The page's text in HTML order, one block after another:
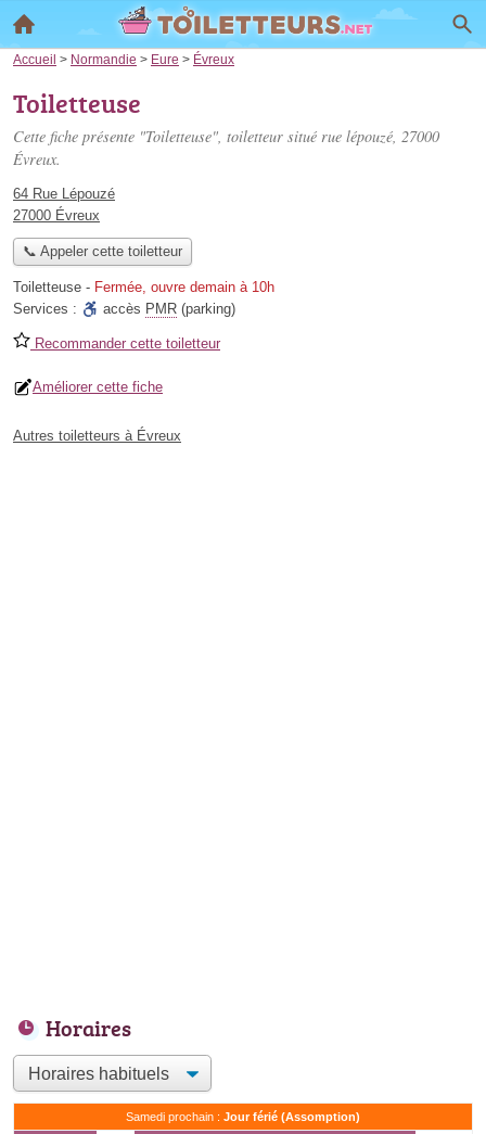
Accueil > Normandie > Eure > Évreux
Toiletteuse
Cette fiche présente "Toiletteuse", toiletteur situé rue lépouzé, 27000
Évreux.
64 Rue Lépouzé
27000 Évreux
📞 Appeler cette toiletteur
Toiletteuse - Fermée, ouvre demain à 10h
Services :
accès PMR (parking)
Recommander cette toiletteur
Améliorer cette fiche
Autres toiletteurs à Évreux
Horaires
Samedi prochain : Jour férié (Assomption)